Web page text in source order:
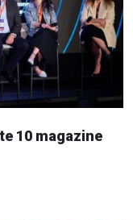
10 magazine